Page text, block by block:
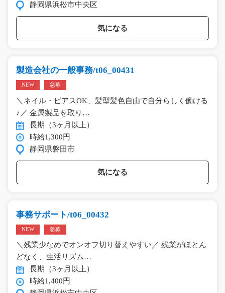
静岡県浜松市中央区
気になる
製造会社の一般事務/t06_00431
NEW 急募
＼ネイル・ピアスOK、髪型髪色自由で自分らしく働ける
♪／ 金属製品を取り…
長期（3ヶ月以上）
時給1,300円
静岡県磐田市
気になる
事務サポート/t06_00432
NEW 急募
＼残業少なめでオンオフ切り替えやすい／ 残業がほとん
どなく、生活リズム…
長期（3ヶ月以上）
時給1,400円